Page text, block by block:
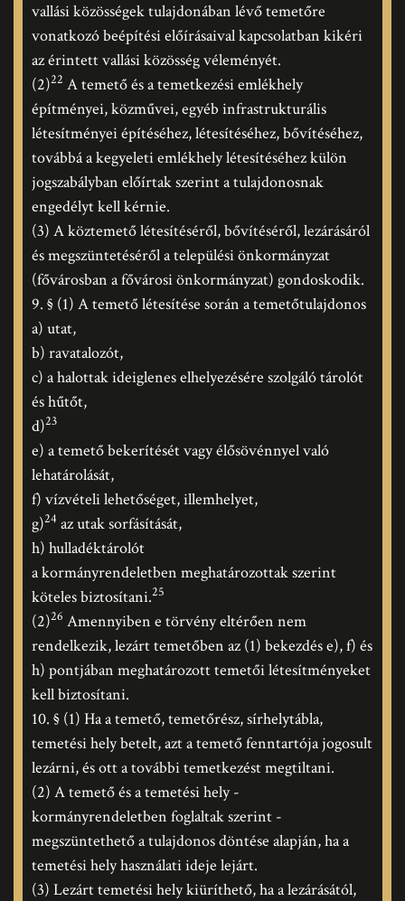
vallási közösségek tulajdonában lévő temetőre
vonatkozó beépítési előírásaival kapcsolatban kikéri
az érintett vallási közösség véleményét.
(2)22 A temető és a temetkezési emlékhely
építményei, közművei, egyéb infrastrukturális
létesítményei építéséhez, létesítéséhez, bővítéséhez,
továbbá a kegyeleti emlékhely létesítéséhez külön
jogszabályban előírtak szerint a tulajdonosnak
engedélyt kell kérnie.
(3) A köztemető létesítéséről, bővítéséről, lezárásáról
és megszüntetéséről a települési önkormányzat
(fővárosban a fővárosi önkormányzat) gondoskodik.
9. § (1) A temető létesítése során a temetőtulajdonos
a) utat,
b) ravatalozót,
c) a halottak ideiglenes elhelyezésére szolgáló tárolót
és hűtőt,
d)23
e) a temető bekerítését vagy élősövénnyel való
lehatárolását,
f) vízvételi lehetőséget, illemhelyet,
g)24 az utak sorfásítását,
h) hulladéktárolót
a kormányrendeletben meghatározottak szerint
köteles biztosítani.25
(2)26 Amennyiben e törvény eltérően nem
rendelkezik, lezárt temetőben az (1) bekezdés e), f) és
h) pontjában meghatározott temetői létesítményeket
kell biztosítani.
10. § (1) Ha a temető, temetőrész, sírhelytábla,
temetési hely betelt, azt a temető fenntartója jogosult
lezárni, és ott a további temetkezést megtiltani.
(2) A temető és a temetési hely -
kormányrendeletben foglaltak szerint -
megszüntethető a tulajdonos döntése alapján, ha a
temetési hely használati ideje lejárt.
(3) Lezárt temetési hely kiüríthető, ha a lezárásától,